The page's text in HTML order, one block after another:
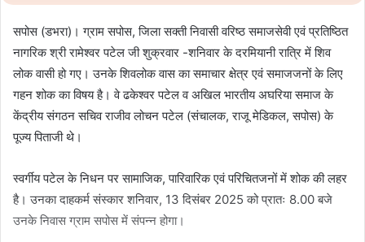
सपोस (डभरा)। ग्राम सपोस, जिला सक्ती निवासी वरिष्ठ समाजसेवी एवं प्रतिष्ठित
नागरिक श्री रामेश्वर पटेल जी शुक्रवार -शनिवार के दरमियानी रात्रि में शिव
लोक वासी हो गए। उनके शिवलोक वास का समाचार क्षेत्र एवं समाजजनों के लिए
गहन शोक का विषय है। वे ढकेश्वर पटेल व अखिल भारतीय अघरिया समाज के
केंद्रीय संगठन सचिव राजीव लोचन पटेल (संचालक, राजू मेडिकल, सपोस) के
पूज्य पिताजी थे।
स्वर्गीय पटेल के निधन पर सामाजिक, पारिवारिक एवं परिचितजनों में शोक की लहर
है। उनका दाहकर्म संस्कार शनिवार, 13 दिसंबर 2025 को प्रातः 8.00 बजे
उनके निवास ग्राम सपोस में संपन्न होगा।